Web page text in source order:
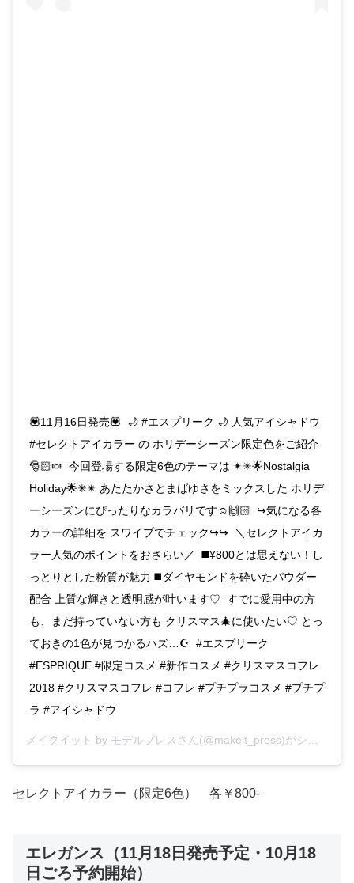
💟11月16日発売💟 🌙 #エスプリーク 🌙 人気アイシャドウ
#セレクトアイカラー の ホリデーシーズン限定色をご紹介
🎅🏻🍬 今回登場する限定6色のテーマは ✴︎✳︎🌟Nostalgia
Holiday🌟✳︎✴︎ あたたかさとまばゆさをミックスした ホリデ
ーシーズンにぴったりなカラバリです☺️🙌🏻 ↪︎気になる各
カラーの詳細を スワイプでチェック↪︎↪︎ ＼セレクトアイカ
ラー人気のポイントをおさらい／ ◼️¥800とは思えない！し
っとりとした粉質が魅力 ◼️ダイヤモンドを砕いたパウダー
配合 上質な輝きと透明感が叶います♡ すでに愛用中の方
も、まだ持っていない方も クリスマス🎄に使いたい♡ とっ
ておきの1色が見つかるハズ…☪️ #エスプリーク
#ESPRIQUE #限定コスメ #新作コスメ #クリスマスコフレ
2018 #クリスマスコフレ #コフレ #プチプラコスメ #プチプ
ラ #アイシャドウ
メイクイット by モデルプレス さん(@makeit_press)がシェアした投稿 –
セレクトアイカラー（限定6色） 各￥800-
エレガンス（11月18日発売予定・10月18
日ごろ予約開始）